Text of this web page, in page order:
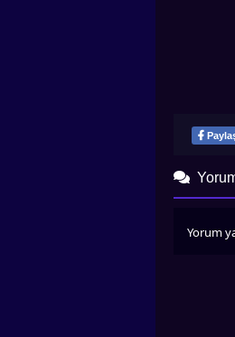
Yorum